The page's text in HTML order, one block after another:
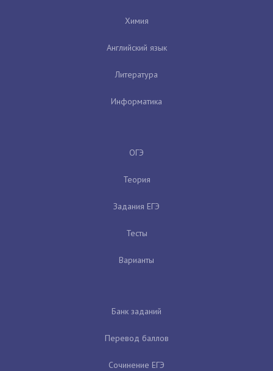
Химия
Английский язык
Литература
Информатика
ОГЭ
Теория
Задания ЕГЭ
Тесты
Варианты
Банк заданий
Перевод баллов
Сочинение ЕГЭ